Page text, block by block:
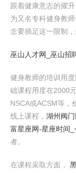
跟着健康意志的擢
为又名专科健身教
念要插足这一限制，
巫山人才网_巫山招
健身教师的培训用
础课程用度在2000
NSCA或ACSM等，
线上课程， 湖州阀
富星座网-星座时间
者。
在课程采取方面，